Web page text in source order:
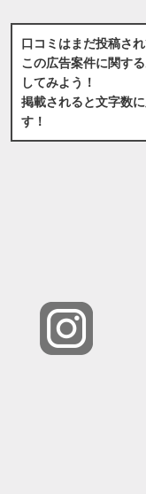
口コミはまだ投稿され
この広告案件に関す
してみよう！
掲載されると文字数
す！